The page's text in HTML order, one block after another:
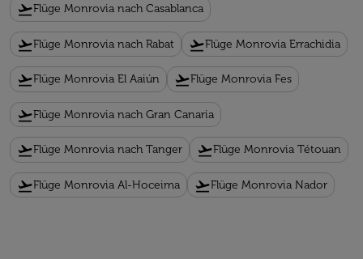
flight_takeoffFlüge Monrovia nach Casablanca
flight_takeoffFlüge Monrovia nach Rabat flight_takeoffFlüge Monrovia Errachidia
flight_takeoffFlüge Monrovia El Aaiún flight_takeoffFlüge Monrovia Fes
flight_takeoffFlüge Monrovia nach Gran Canaria
flight_takeoffFlüge Monrovia nach Tanger flight_takeoffFlüge Monrovia Tétouan
flight_takeoffFlüge Monrovia Al-Hoceima flight_takeoffFlüge Monrovia Nador